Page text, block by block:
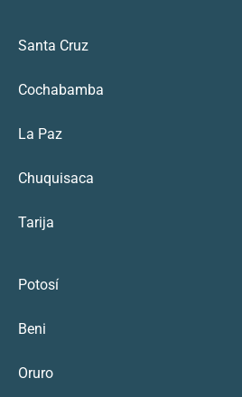
Santa Cruz
Cochabamba
La Paz
Chuquisaca
Tarija
Potosí
Beni
Oruro